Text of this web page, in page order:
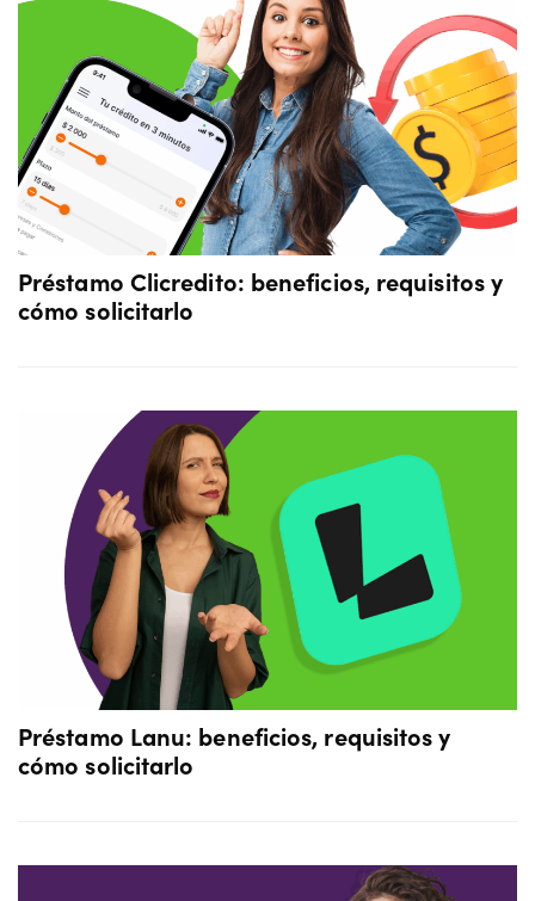
Préstamo Clicredito: beneficios, requisitos y
cómo solicitarlo
Préstamo Lanu: beneficios, requisitos y
cómo solicitarlo